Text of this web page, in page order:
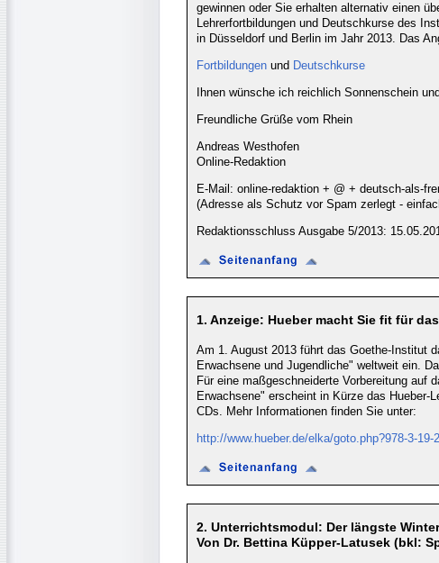
gewinnen oder Sie erhalten alternativ einen
Lehrerfortbildungen und Deutschkurse des
in Düsseldorf und Berlin im Jahr 2013. Das
Fortbildungen und Deutschkurse
Ihnen wünsche ich reichlich Sonnenschein
Freundliche Grüße vom Rhein
Andreas Westhofen
Online-Redaktion
E-Mail: online-redaktion + @ + deutsch-als-
(Adresse als Schutz vor Spam zerlegt -
Redaktionsschluss Ausgabe 5/2013:
1. Anzeige: Hueber macht Sie fit für
Am 1. August 2013 führt das Goethe-Institut
Erwachsene und Jugendliche" weltweit ein.
Für eine maßgeschneiderte Vorbereitung auf
Erwachsene" erscheint in Kürze das
CDs. Mehr Informationen finden Sie unter:
http://www.hueber.de/elka/goto.php?978-3-19-
2. Unterrichtsmodul: Der längste
Von Dr. Bettina Küpper-Latusek (bkl: